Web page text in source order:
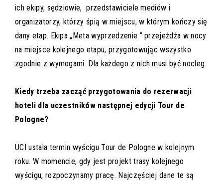
ich ekipy, sędziowie, przedstawiciele mediów i
organizatorzy, którzy śpią w miejscu, w którym kończy się
dany etap. Ekipa „Meta wyprzedzenie ” przejeżdża w nocy
na miejsce kolejnego etapu, przygotowując wszystko
zgodnie z wymogami. Dla każdego z nich musi być nocleg.
Kiedy trzeba zacząć przygotowania do rezerwacji
hoteli dla uczestników następnej edycji Tour de
Pologne?
UCI ustala termin wyścigu Tour de Pologne w kolejnym
roku. W momencie, gdy jest projekt trasy kolejnego
wyścigu, rozpoczynamy pracę. Najczęściej dane te są